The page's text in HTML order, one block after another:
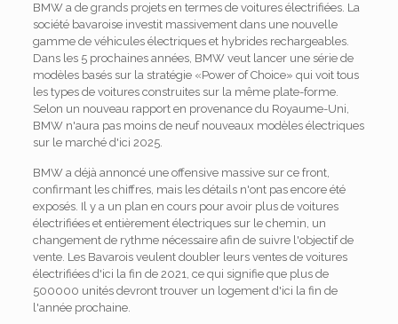
BMW a de grands projets en termes de voitures électrifiées. La
société bavaroise investit massivement dans une nouvelle
gamme de véhicules électriques et hybrides rechargeables.
Dans les 5 prochaines années, BMW veut lancer une série de
modèles basés sur la stratégie «Power of Choice» qui voit tous
les types de voitures construites sur la même plate-forme.
Selon un nouveau rapport en provenance du Royaume-Uni,
BMW n'aura pas moins de neuf nouveaux modèles électriques
sur le marché d'ici 2025.
BMW a déjà annoncé une offensive massive sur ce front,
confirmant les chiffres, mais les détails n'ont pas encore été
exposés. Il y a un plan en cours pour avoir plus de voitures
électrifiées et entièrement électriques sur le chemin, un
changement de rythme nécessaire afin de suivre l'objectif de
vente. Les Bavarois veulent doubler leurs ventes de voitures
électrifiées d'ici la fin de 2021, ce qui signifie que plus de
500000 unités devront trouver un logement d'ici la fin de
l'année prochaine.